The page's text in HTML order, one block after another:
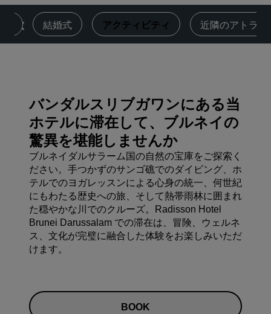
結婚式 アクティビティ 近隣のアトラク
バンダルスリブガワンにある当
ホテルに滞在して、ブルネイの
驚異を堪能しませんか
ブルネイダルサラーム国の自然の宝庫をご探索く
ださい。手つかずのサンゴ礁でのダイビング、ホ
テルでのヨガレッスンによる心身の統一、何世紀
にもわたる歴史への旅、そして熱帯雨林に囲まれ
た穏やかな川でのクルーズ。Radisson Hotel
Brunei Darussalam での滞在は、冒険、ウェルネ
ス、文化が完璧に融合した体験をお楽しみいただ
けます。
BOOK